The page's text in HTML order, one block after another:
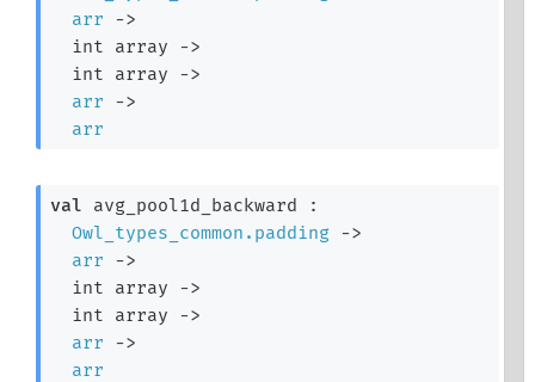
arr
->
int array
->
int array
->
arr
->
arr
val avg_pool1d_backward :
Owl_types_common.padding ->
arr
->
int array
->
int array
->
arr
->
arr